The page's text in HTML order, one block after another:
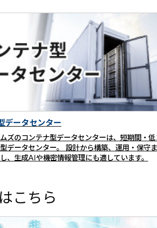
データセンター
ズのコンテナ型データセンターは、短期間・
データセンター。 設計から構築、運用・保守
、生成AIや機密情報管理にも適しています。
こちら